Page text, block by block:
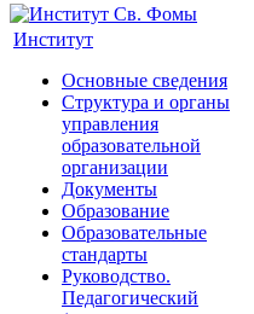
Институт
Основные сведения
Структура и органы
управления
образовательной
организации
Документы
Образование
Образовательные
стандарты
Руководство.
Педагогический